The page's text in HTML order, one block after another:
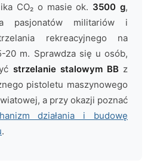
CO₂ o masie ok. 3500 g,
pasjonatów militariów i
rekreacyjnego na
20 m. Sprawdza się u osób,
strzelanie stalowym BBz
pistoletu maszynowego
a przy okazji poznać
działania i budowę
.